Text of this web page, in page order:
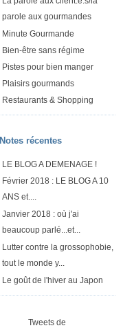
parole aux gourmandes
Minute Gourmande
Bien-être sans régime
Pistes pour bien manger
Plaisirs gourmands
Restaurants & Shopping
Notes récentes
LE BLOG A DEMENAGE !
Février 2018 : LE BLOG A 10
ANS et....
Janvier 2018 : où j'ai
beaucoup parlé...et...
Lutter contre la grossophobie,
tout le monde y...
Le goût de l'hiver au Japon
Tweets de